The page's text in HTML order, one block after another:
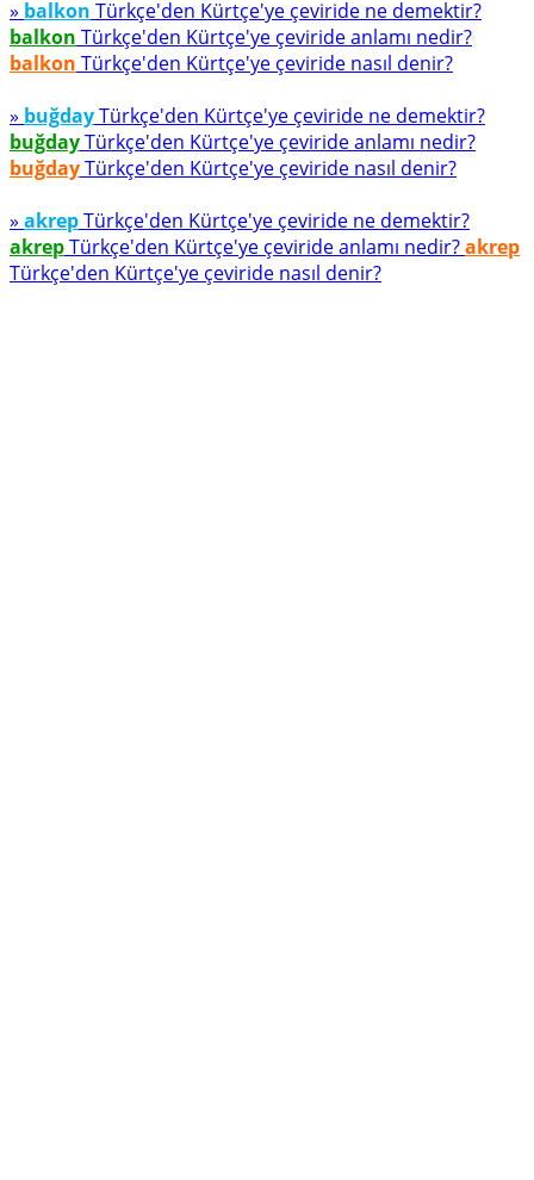
» balkon Türkçe'den Kürtçe'ye çeviride ne demektir?
balkon Türkçe'den Kürtçe'ye çeviride anlamı nedir?
balkon Türkçe'den Kürtçe'ye çeviride nasıl denir?
» buğdayTürkçe'den Kürtçe'ye çeviride ne demektir?
buğdayTürkçe'den Kürtçe'ye çeviride anlamı nedir?
buğdayTürkçe'den Kürtçe'ye çeviride nasıl denir?
» akrepTürkçe'den Kürtçe'ye çeviride ne demektir?
akrepTürkçe'den Kürtçe'ye çeviride anlamı nedir?akrep
Türkçe'den Kürtçe'ye çeviride nasıl denir?